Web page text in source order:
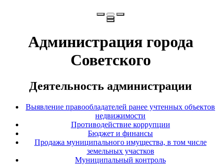
Администрация города
Советского
Деятельность администрации
Выявление правообладателей ранее учтенных объектов
недвижимости
Противодействие коррупции
Бюджет и финансы
Продажа муниципального имущества, в том числе
земельных участков
Муниципальный контроль